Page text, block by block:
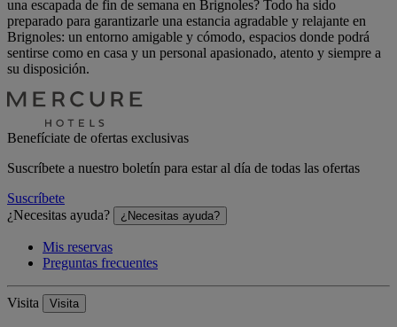
una escapada de fin de semana en Brignoles? Todo ha sido
preparado para garantizarle una estancia agradable y relajante en
Brignoles: un entorno amigable y cómodo, espacios donde podrá
sentirse como en casa y un personal apasionado, atento y siempre a
su disposición.
Benefíciate de ofertas exclusivas
Suscríbete a nuestro boletín para estar al día de todas las ofertas
Suscríbete
¿Necesitas ayuda?
¿Necesitas ayuda?
Mis reservas
Preguntas frecuentes
Visita Visita